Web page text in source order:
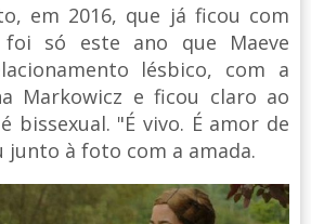
em 2016, que já ficou com
foi só este ano que Maeve
lésbico, com a
Markowicz e ficou claro ao
bissexual. "É vivo. É amor de
junto à foto com a amada.